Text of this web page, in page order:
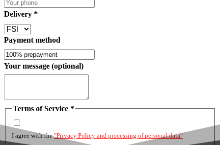
Delivery *
Payment method
Your message (optional)
Terms of Service *
I agree with the"Privacy Policy and processing of personal data"